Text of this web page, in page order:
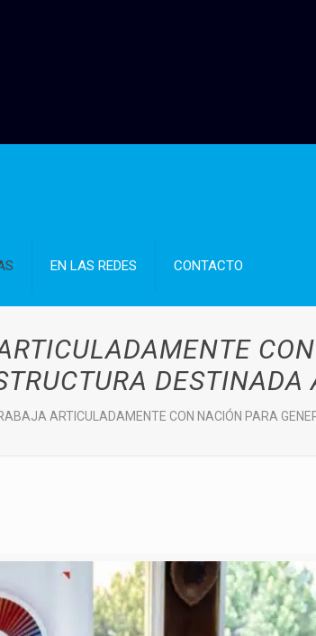
EN LAS REDES CONTACTO
ARTICULADAMENTE CON NACIÓN PARA